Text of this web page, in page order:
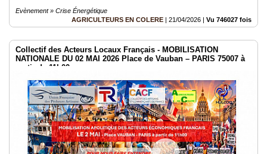
Evènement » Crise Énergétique
AGRICULTEURS EN COLERE | 21/04/2026 | Vu 746027 fois
Collectif des Acteurs Locaux Français - MOBILISATION
NATIONALE DU 02 MAI 2026 Place de Vauban – PARIS 75007 à
partir de 11h00